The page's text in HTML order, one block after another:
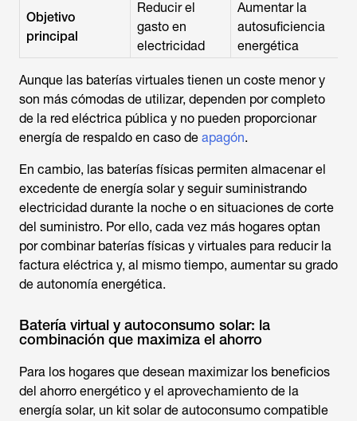
Objetivo
principal
Reducir el
gasto en
electricidad
Aumentar la
autosuficiencia
energética
Aunque las baterías virtuales tienen un coste menor y
son más cómodas de utilizar, dependen por completo
de la red eléctrica pública y no pueden proporcionar
energía de respaldo en caso de apagón.
En cambio, las baterías físicas permiten almacenar el
excedente de energía solar y seguir suministrando
electricidad durante la noche o en situaciones de corte
del suministro. Por ello, cada vez más hogares optan
por combinar baterías físicas y virtuales para reducir la
factura eléctrica y, al mismo tiempo, aumentar su grado
de autonomía energética.
Batería virtual y autoconsumo solar: la
combinación que maximiza el ahorro
Para los hogares que desean maximizar los beneficios
del ahorro energético y el aprovechamiento de la
energía solar, un kit solar de autoconsumo compatible